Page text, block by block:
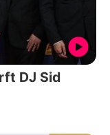
DJ Sid